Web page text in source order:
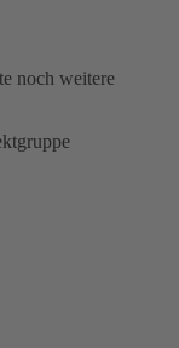
noch weitere